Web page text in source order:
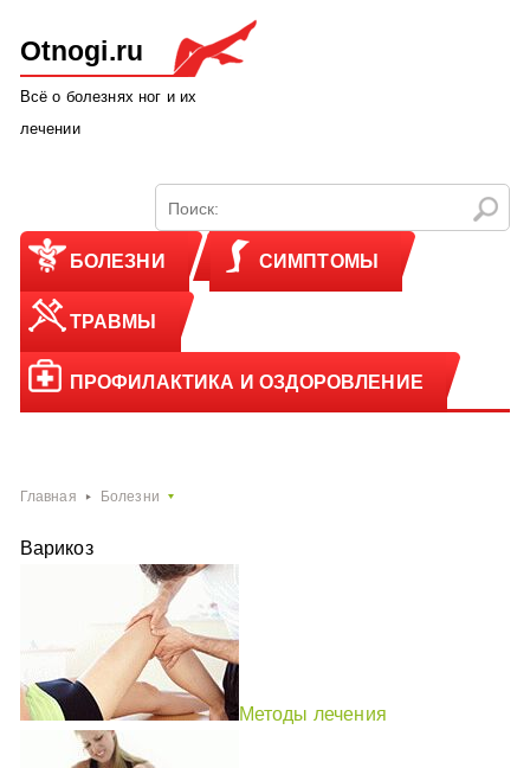
Otnogi.ru
Всё о болезнях ног и их
лечении
БОЛЕЗНИ СИМПТОМЫ
ТРАВМЫ
ПРОФИЛАКТИКА И ОЗДОРОВЛЕНИЕ
Главная Болезни
Варикоз
Методы лечения